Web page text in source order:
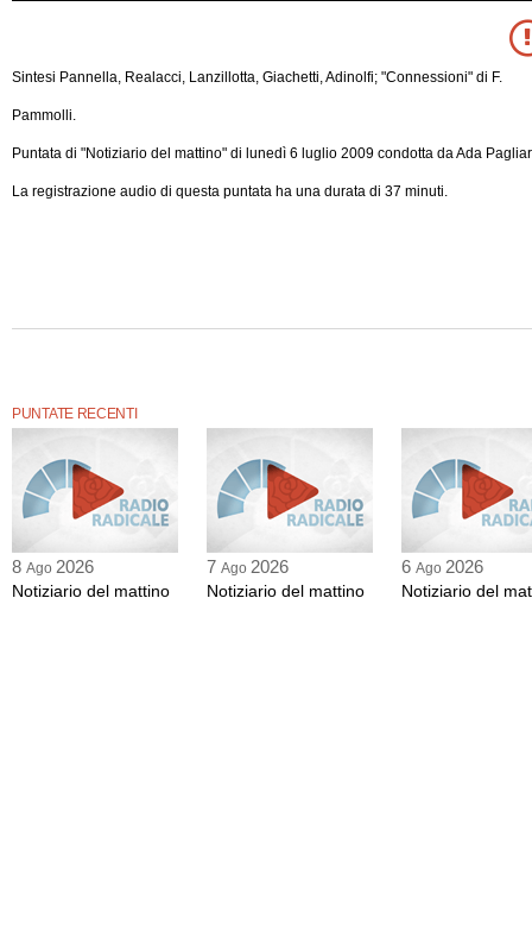
Sintesi Pannella, Realacci, Lanzillotta, Giachetti, Adinolfi; "Connessioni" di F.
Pammolli.
Puntata di "Notiziario del mattino" di lunedì 6 luglio 2009 condotta da Ada
La registrazione audio di questa puntata ha una durata di 37 minuti.
PUNTATE RECENTI
8 Ago 2026
Notiziario del mattino
7 Ago 2026
Notiziario del mattino
6 Ago 2026
Notiziario del